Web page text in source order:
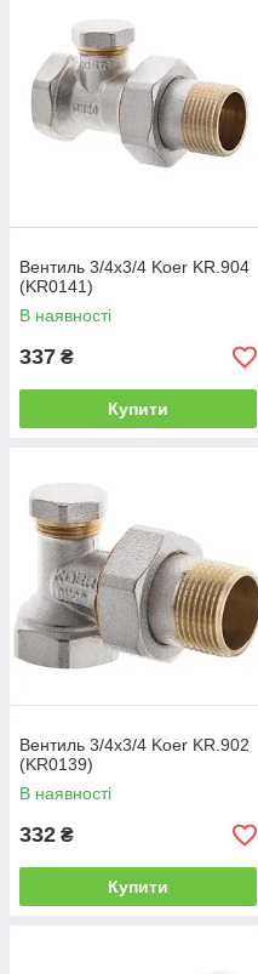
Вентиль 3/4x3/4 Koer KR.904
(KR0141)
В наявності
337 ₴
Купити
Вентиль 3/4x3/4 Koer KR.902
(KR0139)
В наявності
332 ₴
Купити